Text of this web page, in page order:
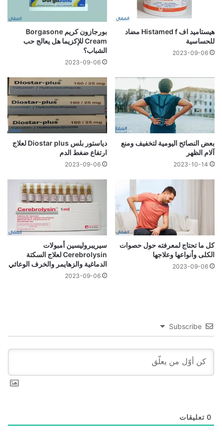
هيستاميد اف Histamed f مضاد
للحساسية
2023-09-06
بورجازون كريم Borgasone
Cream للإكزيما هل يعالج حب
الشباب؟
2023-09-06
بعض النصائح اليومية لتخفيف ومنع
آلام الظهر
2023-10-14
دياستور بلس Diostar plus لعلاج
ارتفاع ضغط الدم
2023-09-06
كل ما تحتاج لمعرفته حول حصوات
الكلى وأنواعها وعلاجها
2023-09-06
سيريبروليسين أمبولات
Cerebrolysin لعلاج السكتة
الدماغية والزهايمر والخرف الوعائي
2023-09-06
Subscribe
0 تعليقات